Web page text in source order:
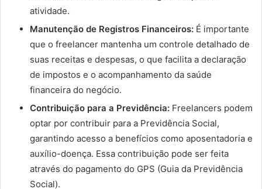
atividade.
Manutenção de Registros Financeiros: É importante
que o freelancer mantenha um controle detalhado de
suas receitas e despesas, o que facilita a declaração
de impostos e o acompanhamento da saúde
financeira do negócio.
Contribuição para a Previdência: Freelancers podem
optar por contribuir para a Previdência Social,
garantindo acesso a benefícios como aposentadoria e
auxílio-doença. Essa contribuição pode ser feita
através do pagamento do GPS (Guia da Previdência
Social).